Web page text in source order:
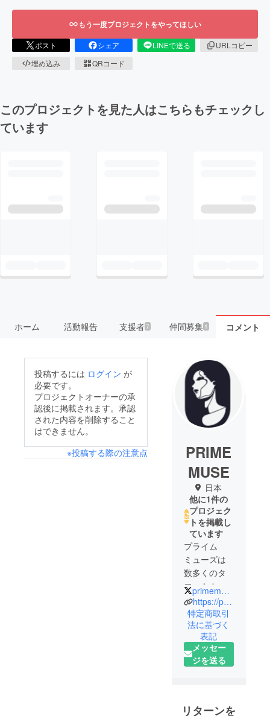
もう一度プロジェクトをやってほしい
ポスト シェア LINEで送る
URLコピー
埋め込み
QRコード
このプロジェクトを見た人はこちらもチェックし
ています
ホーム 活動報告 支援者7 仲間募集 1 コメント
投稿するには ログイン が
必要です。
プロジェクトオーナーの承
認後に掲載されます。承認
された内容を削除すること
はできません。
※投稿する際の注意点
PRIME
MUSE
日本
他に1件の
プロジェク
トを掲載し
ています
プライム
ミューズは
数多くのタ
ロットカー
ド・オラク
ルカード・
クリスタ
ル・占術の
書籍などを
直接デザイ
道具を開発
primemuse
https://primemuse-jp.com/
特定商取引
法に基づく
表記
メッセー
ジを送る
リターンを